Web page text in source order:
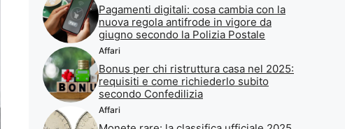
Pagamenti digitali: cosa cambia con la
nuova regola antifrode in vigore da
giugno secondo la Polizia Postale
Affari
Bonus per chi ristruttura casa nel 2025:
requisiti e come richiederlo subito
secondo Confedilizia
Affari